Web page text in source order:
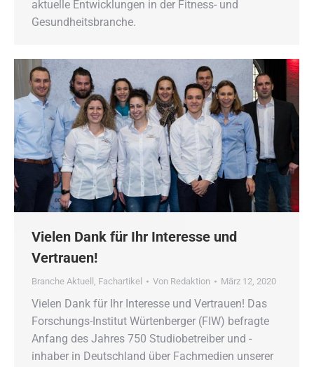
aktuelle Entwicklungen in der Fitness- und
Gesundheitsbranche.
Vielen Dank für Ihr Interesse und
Vertrauen!
Branche Aktuell , Fachartikel Von Redaktion März 12, 2020
Vielen Dank für Ihr Interesse und Vertrauen! Das
Forschungs-Institut Würtenberger (FIW) befragte
Anfang des Jahres 750 Studiobetreiber und -
inhaber in Deutschland über Fachmedien unserer